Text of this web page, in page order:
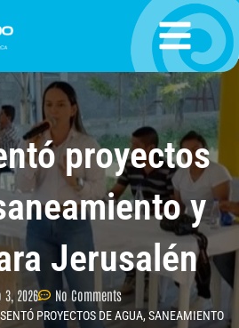
proyectos
y
Jerusalén
2026 No Comments
PROYECTOS DE AGUA, SANEAMIENTO